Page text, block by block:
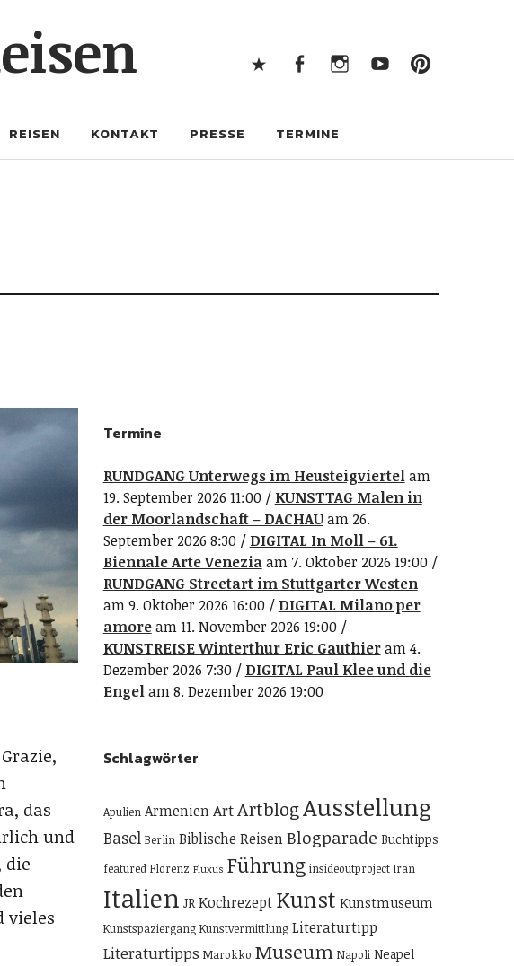
REISEN KONTAKT PRESSE TERMINE
das
und
die
vieles
Termine
RUNDGANG Unterwegs im Heusteigviertelam
19. September 2026 11:00
KUNSTTAG Malen in
der Moorlandschaft – DACHAUam 26.
September 2026 8:30
DIGITAL In Moll – 61.
Biennale Arte Veneziaam 7. Oktober 2026 19:00
RUNDGANG Streetart im Stuttgarter Westen
am 9. Oktober 2026 16:00
DIGITAL Milano per
amoream 11. November 2026 19:00
KUNSTREISE Winterthur Eric Gauthieram 4.
Dezember 2026 7:30
DIGITAL Paul Klee und die
Engelam 8. Dezember 2026 19:00
Schlagwörter
Apulien ArmenienArtArtblogAusstellung
Basel Berlin Biblische ReisenBlogparade Buchtipps
featured Florenz Fluxus Führung insideoutproject Iran
Italien JR Kochrezept Kunst Kunstmuseum
Kunstspaziergang Kunstvermittlung Literaturtipp
Literaturtipps Marokko Museum Napoli Neapel